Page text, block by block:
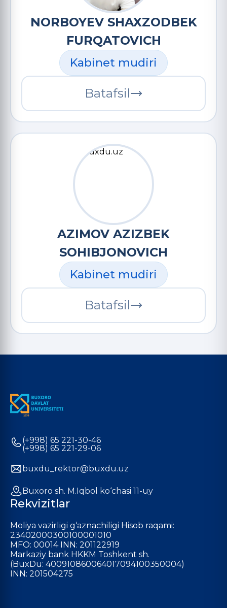
NORBOYEV SHAXZODBEK
FURQATOVICH
Kabinet mudiri
Batafsil
AZIMOV AZIZBEK
SOHIBJONOVICH
Kabinet mudiri
Batafsil
(+998) 65 221-30-46
(+998) 65 221-29-06
buxdu_rektor@buxdu.uz
Buxoro sh. M.Iqbol ko‘chasi 11-uy
Rekvizitlar
Moliya vazirligi g‘aznachiligi Hisob raqami:
23402000300100001010
MFO: 00014 INN: 201122919
Markaziy bank HKKM Toshkent sh.
(BuxDu: 400910860064017094100350004)
INN: 201504275